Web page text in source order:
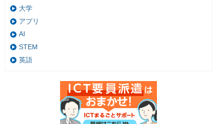
大学
アプリ
AI
STEM
英語